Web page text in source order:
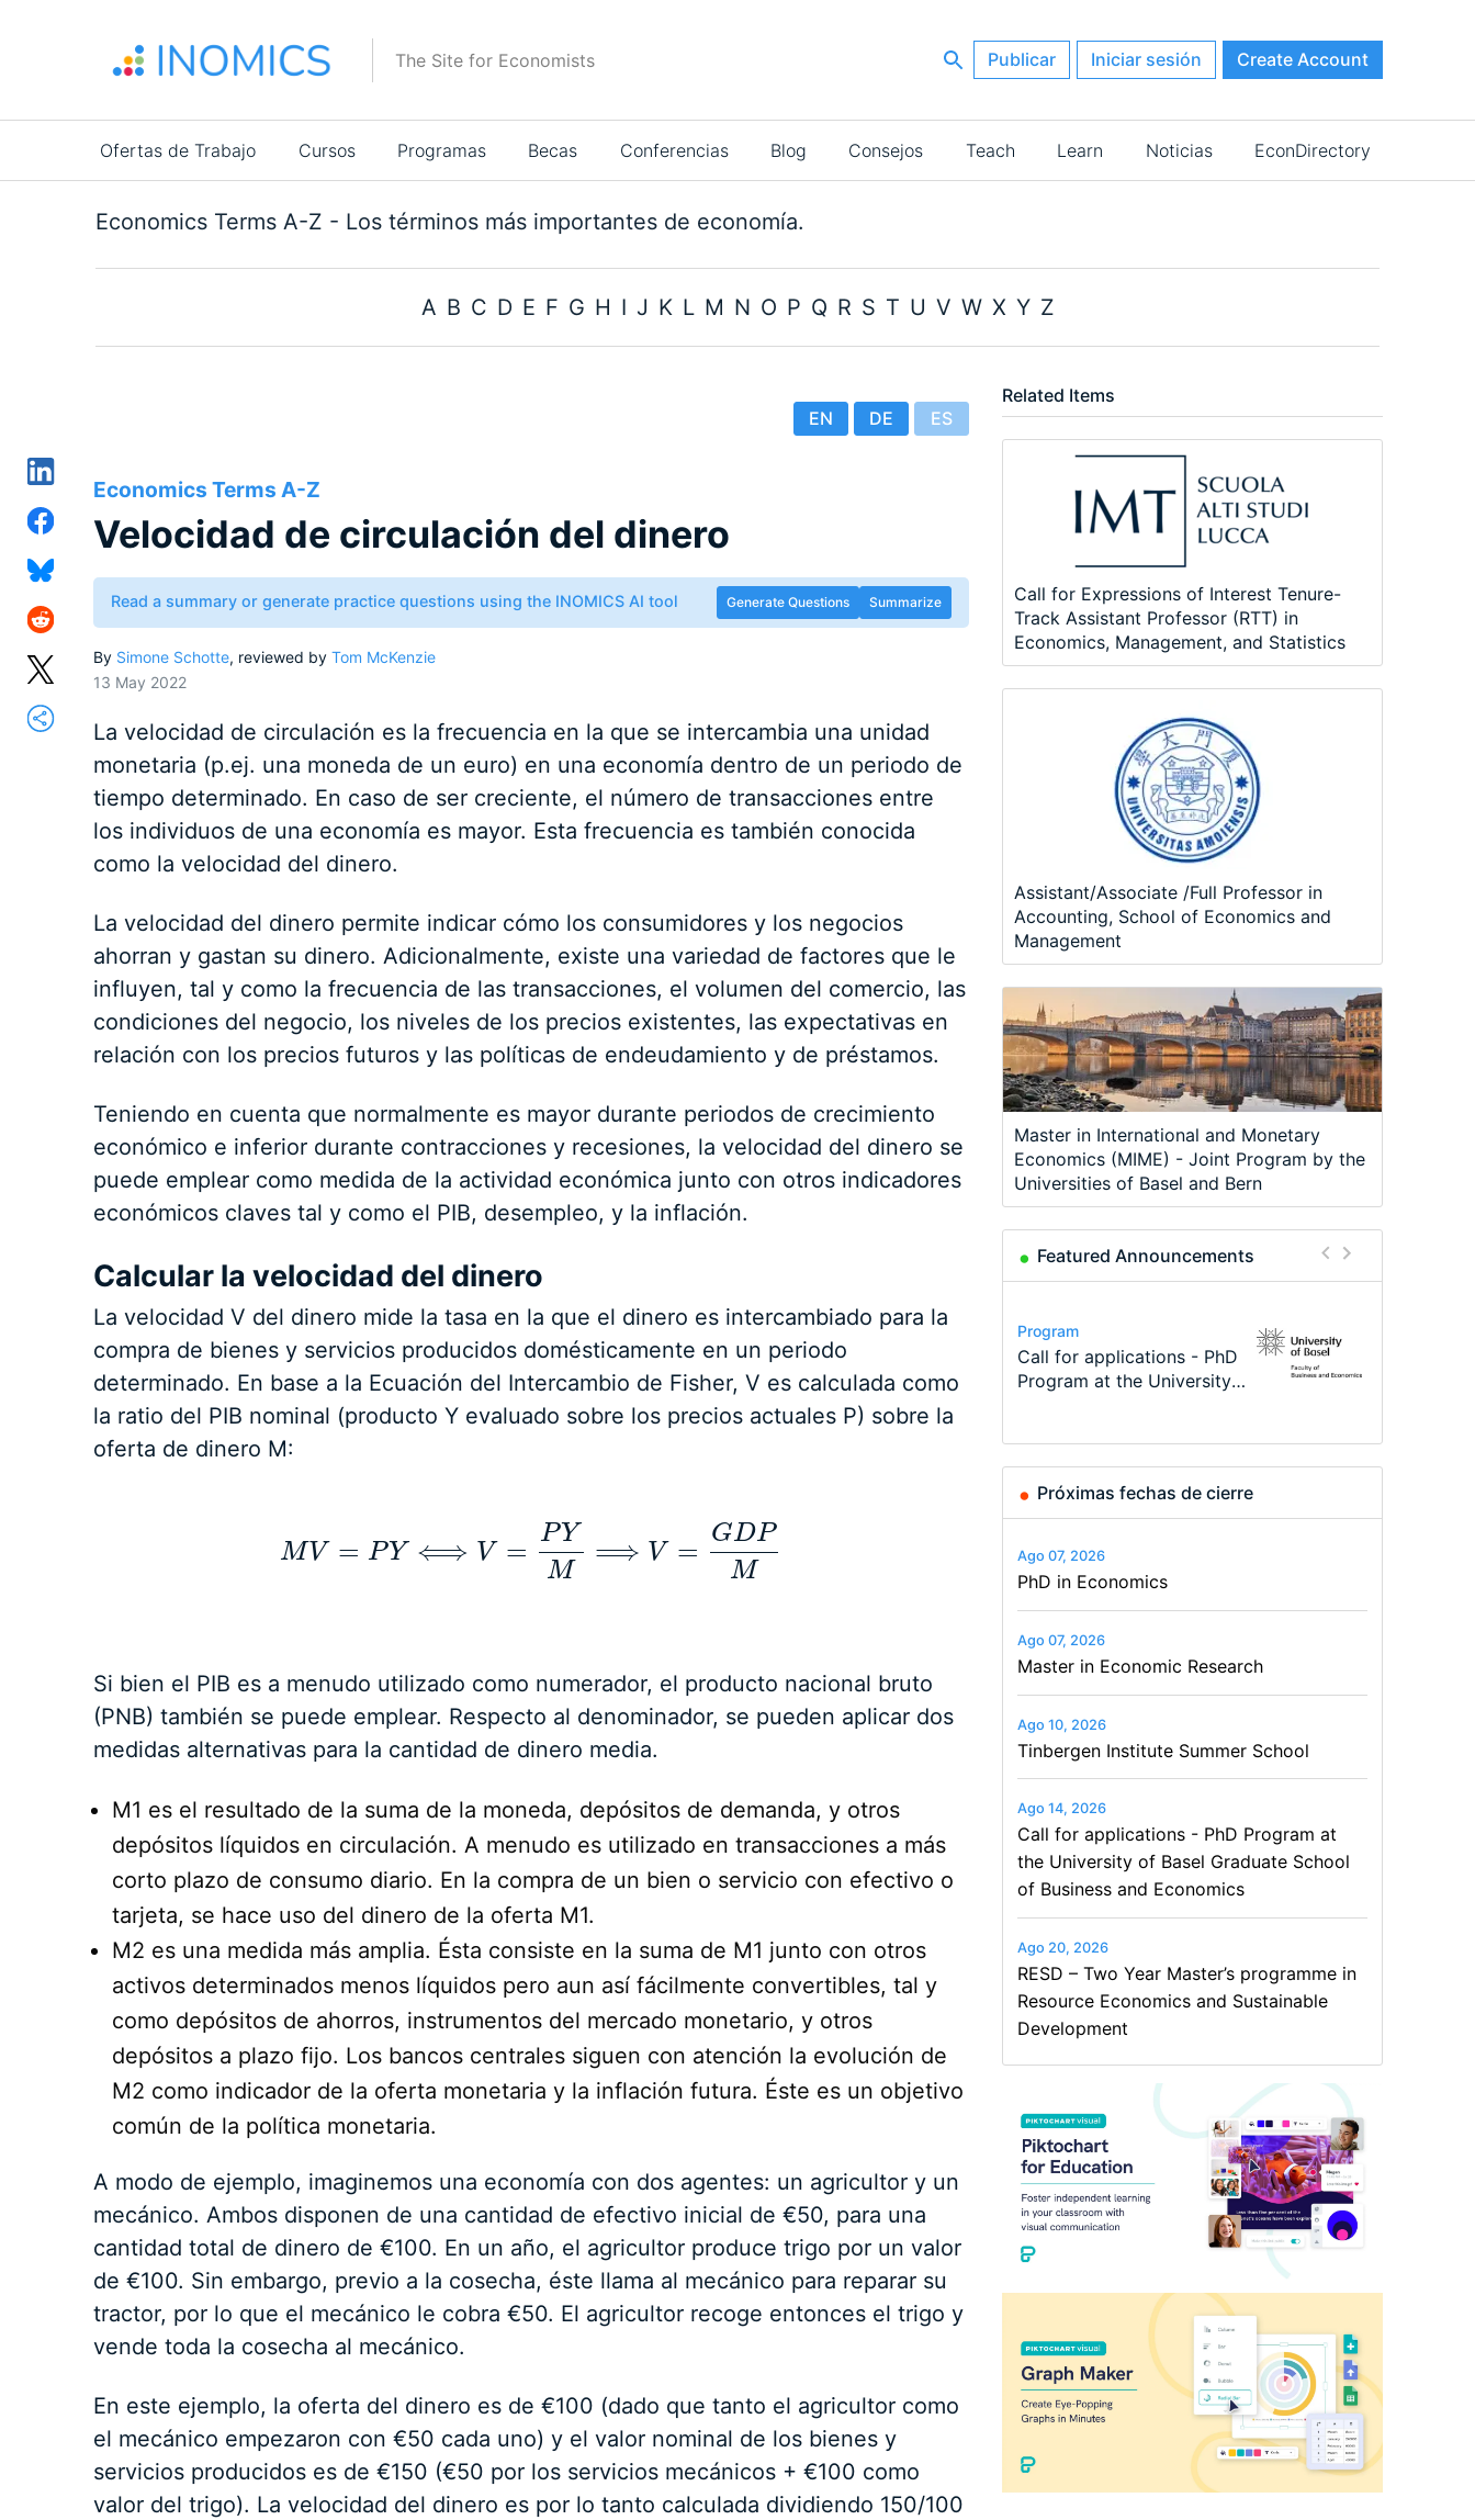
The Site for Economists Publicar Iniciar sesión Create Account
Main
navigation
Ofertas de Trabajo Cursos Programas Becas Conferencias Blog Consejos Teach Learn Noticias EconDirectory
Economics Terms A-Z - Los términos más importantes de economía.
A B C D E F G H I J K L M N O P Q R S T U V W X Y Z
EN DE ES
Economics Terms A-Z
Velocidad de circulación del dinero
Read a summary or generate practice questions using the INOMICS AI tool Generate Questions Summarize
By Simone Schotte, reviewed by Tom McKenzie
13 May 2022
La velocidad de circulación es la frecuencia en la que se intercambia una unidad
monetaria (p.ej. una moneda de un euro) en una economía dentro de un periodo de
tiempo determinado. En caso de ser creciente, el número de transacciones entre
los individuos de una economía es mayor. Esta frecuencia es también conocida
como la velocidad del dinero.
La velocidad del dinero permite indicar cómo los consumidores y los negocios
ahorran y gastan su dinero. Adicionalmente, existe una variedad de factores que le
influyen, tal y como la frecuencia de las transacciones, el volumen del comercio, las
condiciones del negocio, los niveles de los precios existentes, las expectativas en
relación con los precios futuros y las políticas de endeudamiento y de préstamos.
Teniendo en cuenta que normalmente es mayor durante periodos de crecimiento
económico e inferior durante contracciones y recesiones, la velocidad del dinero se
puede emplear como medida de la actividad económica junto con otros indicadores
económicos claves tal y como el PIB, desempleo, y la inflación.
Calcular la velocidad del dinero
La velocidad V del dinero mide la tasa en la que el dinero es intercambiado para la
compra de bienes y servicios producidos domésticamente en un periodo
determinado. En base a la Ecuación del Intercambio de Fisher, V es calculada como
la ratio del PIB nominal (producto Y evaluado sobre los precios actuales P) sobre la
oferta de dinero M:
M V = PY ⟺ V =
PY
M
⟹ V =
GDP
M
MV =PY⟺V =P YM⟹ V=G DP M
Si bien el PIB es a menudo utilizado como numerador, el producto nacional bruto
(PNB) también se puede emplear. Respecto al denominador, se pueden aplicar dos
medidas alternativas para la cantidad de dinero media.
M1 es el resultado de la suma de la moneda, depósitos de demanda, y otros
depósitos líquidos en circulación. A menudo es utilizado en transacciones a más
corto plazo de consumo diario. En la compra de un bien o servicio con efectivo o
tarjeta, se hace uso del dinero de la oferta M1.
M2 es una medida más amplia. Ésta consiste en la suma de M1 junto con otros
activos determinados menos líquidos pero aun así fácilmente convertibles, tal y
como depósitos de ahorros, instrumentos del mercado monetario, y otros
depósitos a plazo fijo. Los bancos centrales siguen con atención la evolución de
M2 como indicador de la oferta monetaria y la inflación futura. Éste es un objetivo
común de la política monetaria.
A modo de ejemplo, imaginemos una economía con dos agentes: un agricultor y un
mecánico. Ambos disponen de una cantidad de efectivo inicial de €50, para una
cantidad total de dinero de €100. En un año, el agricultor produce trigo por un valor
de €100. Sin embargo, previo a la cosecha, éste llama al mecánico para reparar su
tractor, por lo que el mecánico le cobra €50. El agricultor recoge entonces el trigo y
vende toda la cosecha al mecánico.
En este ejemplo, la oferta del dinero es de €100 (dado que tanto el agricultor como
el mecánico empezaron con €50 cada uno) y el valor nominal de los bienes y
servicios producidos es de €150 (€50 por los servicios mecánicos + €100 como
valor del trigo). La velocidad del dinero es por lo tanto calculada dividiendo 150/100
Related Items
Call for Expressions of Interest Tenure-
Track Assistant Professor (RTT) in
Economics, Management, and Statistics
Assistant/Associate /Full Professor in
Accounting, School of Economics and
Management
Master in International and Monetary
Economics (MIME) - Joint Program by the
Universities of Basel and Bern
Featured Announcements
Conference
Modern Difference-in-
Differences: New Problems,
Program
Call for applications - PhD
Program at the University
Program
TEaM – Two year Master's
programme in Tourism
Conference
48th RSEP International
Conference on Economics,
Course
Oxford University
Economics Summer School
Job
Economic Analyst – Tax
Modelling
Próximas fechas de cierre
Ago 07, 2026
PhD in Economics
Ago 07, 2026
Master in Economic Research
Ago 10, 2026
Tinbergen Institute Summer School
Ago 14, 2026
Call for applications - PhD Program at
the University of Basel Graduate School
of Business and Economics
Ago 20, 2026
RESD – Two Year Master’s programme in
Resource Economics and Sustainable
Development